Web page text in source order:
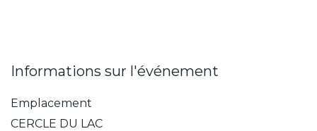
Informations sur l'événement
Emplacement
CERCLE DU LAC